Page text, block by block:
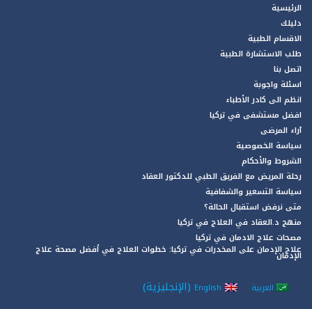
الرئيسية
دليلك
الاقسام الطبية
طلب الاستشارة الطبية
اتصل بنا
اسئلة واجوبة
انظم الى كادر الأطباء
افضل مستشفى في تركيا
آراء المرضى
سياسة الخصوصية
الشروط والأحكام
رحلة المريض مع الفريق الطبي للدكتور العقاد
سياسة التسعير والشفافية
متى نرفض استقبال الحالة؟
منهج د.العقاد في العلاج في تركيا
مصحات علاج الادمان في تركيا
علاج الإدمان على المخدرات في تركيا: خطوات العلاج في أفضل مصحة علاج
الإدمان
العربية English
(الإنجليزية)